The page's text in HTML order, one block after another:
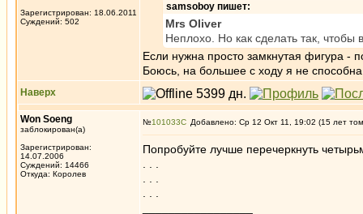
Зарегистрирован: 18.06.2011
Суждений: 502
samsoboy пишет:
Mrs Oliver
Неплохо. Но как сделать так,
Если нужна просто замкнутая фигура -
Боюсь, на большее с ходу я не
Наверх
Won Soeng
заблокирован(а)
Зарегистрирован:
14.07.2006
Суждений: 14466
Откуда: Королев
№101033 Добавлено: Ср 12 Окт 11, 19:02 (15 лет
Попробуйте лучше перечеркнуть